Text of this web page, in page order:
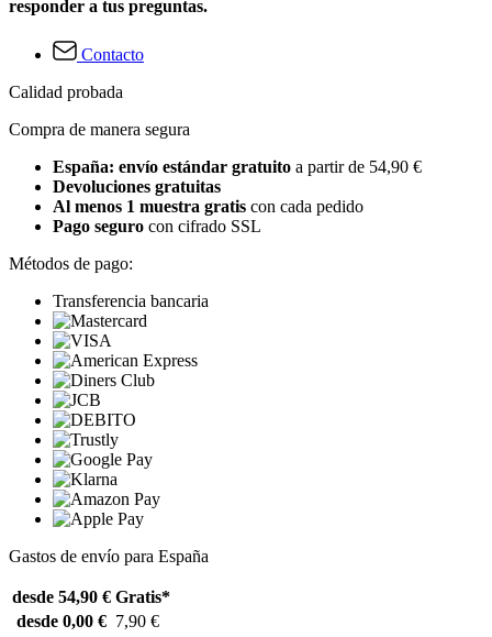
responder a tus preguntas.
Contacto
Calidad probada
Compra de manera segura
España: envío estándar gratuito a partir de 54,90 €
Devoluciones gratuitas
Al menos 1 muestra gratis con cada pedido
Pago seguro con cifrado SSL
Métodos de pago:
Transferencia bancaria
Gastos de envío para España
desde 54,90 € Gratis*
desde 0,00 € 7,90 €